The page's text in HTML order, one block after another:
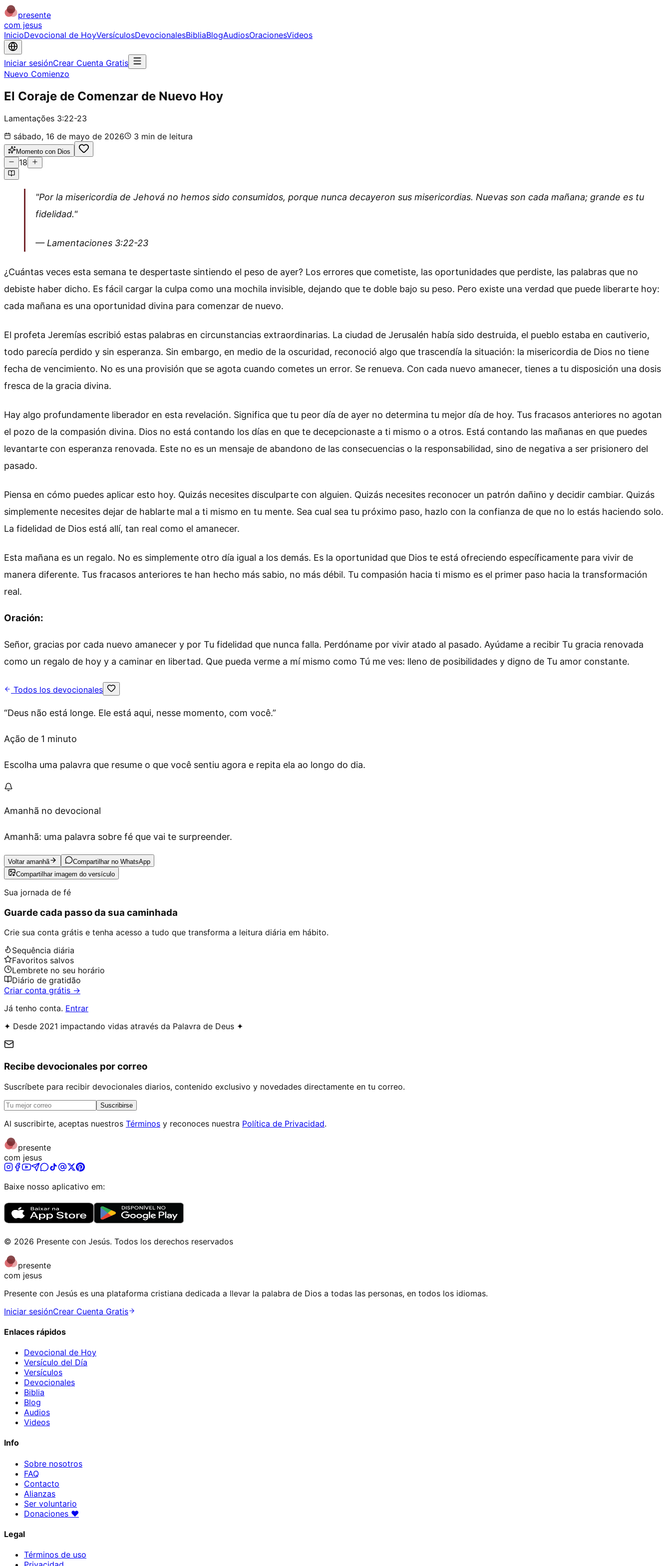
presente
com jesus
InicioDevocional de HoyVersículosDevocionalesBibliaBlogAudiosOracionesVideos
Iniciar sesiónCrear Cuenta Gratis
Nuevo Comienzo
El Coraje de Comenzar de Nuevo Hoy
Lamentações 3:22-23
sábado, 16 de mayo de 2026
3 min de leitura
Momento con Dios
18
"Por la misericordia de Jehová no hemos sido consumidos, porque nunca decayeron sus misericordias. Nuevas son cada mañana; grande es tu
fidelidad."
— Lamentaciones 3:22-23
¿Cuántas veces esta semana te despertaste sintiendo el peso de ayer? Los errores que cometiste, las oportunidades que perdiste, las palabras que no
debiste haber dicho. Es fácil cargar la culpa como una mochila invisible, dejando que te doble bajo su peso. Pero existe una verdad que puede liberarte hoy:
cada mañana es una oportunidad divina para comenzar de nuevo.
El profeta Jeremías escribió estas palabras en circunstancias extraordinarias. La ciudad de Jerusalén había sido destruida, el pueblo estaba en cautiverio,
todo parecía perdido y sin esperanza. Sin embargo, en medio de la oscuridad, reconoció algo que trascendía la situación: la misericordia de Dios no tiene
fecha de vencimiento. No es una provisión que se agota cuando cometes un error. Se renueva. Con cada nuevo amanecer, tienes a tu disposición una dosis
fresca de la gracia divina.
Hay algo profundamente liberador en esta revelación. Significa que tu peor día de ayer no determina tu mejor día de hoy. Tus fracasos anteriores no agotan
el pozo de la compasión divina. Dios no está contando los días en que te decepcionaste a ti mismo o a otros. Está contando las mañanas en que puedes
levantarte con esperanza renovada. Este no es un mensaje de abandono de las consecuencias o la responsabilidad, sino de negativa a ser prisionero del
pasado.
Piensa en cómo puedes aplicar esto hoy. Quizás necesites disculparte con alguien. Quizás necesites reconocer un patrón dañino y decidir cambiar. Quizás
simplemente necesites dejar de hablarte mal a ti mismo en tu mente. Sea cual sea tu próximo paso, hazlo con la confianza de que no lo estás haciendo solo.
La fidelidad de Dios está allí, tan real como el amanecer.
Esta mañana es un regalo. No es simplemente otro día igual a los demás. Es la oportunidad que Dios te está ofreciendo específicamente para vivir de
manera diferente. Tus fracasos anteriores te han hecho más sabio, no más débil. Tu compasión hacia ti mismo es el primer paso hacia la transformación
real.
Oración:
Señor, gracias por cada nuevo amanecer y por Tu fidelidad que nunca falla. Perdóname por vivir atado al pasado. Ayúdame a recibir Tu gracia renovada
como un regalo de hoy y a caminar en libertad. Que pueda verme a mí mismo como Tú me ves: lleno de posibilidades y digno de Tu amor constante.
Todos los devocionales
“Deus não está longe. Ele está aqui, nesse momento, com você.”
Ação de 1 minuto
Escolha uma palavra que resume o que você sentiu agora e repita ela ao longo do dia.
Amanhã no devocional
Amanhã: uma palavra sobre fé que vai te surpreender.
Voltar amanhã
Compartilhar no WhatsApp
Compartilhar imagem do versículo
Sua jornada de fé
Guarde cada passo da sua caminhada
Crie sua conta grátis e tenha acesso a tudo que transforma a leitura diária em hábito.
Sequência diária
Favoritos salvos
Lembrete no seu horário
Diário de gratidão
Criar conta grátis →
Já tenho conta. Entrar
✦ Desde 2021 impactando vidas através da Palavra de Deus ✦
Recibe devocionales por correo
Suscríbete para recibir devocionales diarios, contenido exclusivo y novedades directamente en tu correo.
Suscribirse
Al suscribirte, aceptas nuestros Términos y reconoces nuestra Política de Privacidad.
presente
com jesus
Baixe nosso aplicativo em:
© 2026 Presente con Jesús. Todos los derechos reservados
presente
com jesus
Presente con Jesús es una plataforma cristiana dedicada a llevar la palabra de Dios a todas las personas, en todos los idiomas.
Iniciar sesiónCrear Cuenta Gratis
Enlaces rápidos
Devocional de Hoy
Versículo del Día
Versículos
Devocionales
Biblia
Blog
Audios
Videos
Info
Sobre nosotros
FAQ
Contacto
Alianzas
Ser voluntario
Donaciones ♥
Legal
Términos de uso